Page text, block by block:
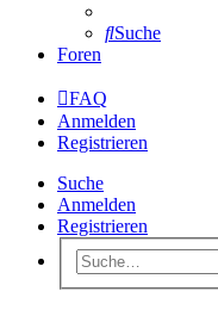
Suche
Foren
FAQ
Anmelden
Registrieren
Suche
Anmelden
Registrieren